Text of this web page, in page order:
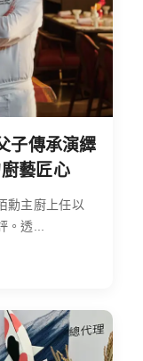
子傳承演繹
藝匠心
勳主廚上任以
透...